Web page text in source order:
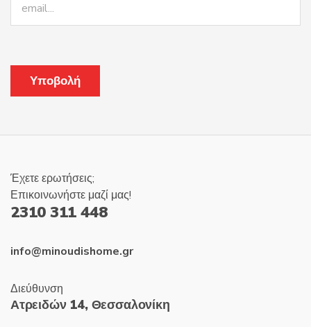
Έχετε ερωτήσεις;
Επικοινωνήστε μαζί μας!
2310 311 448
info@minoudishome.gr
Διεύθυνση
Ατρειδών 14, Θεσσαλονίκη